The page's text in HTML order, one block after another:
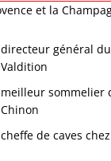
et la
directeur général
Valdition
meilleur sommelier
Chinon
cheffe de caves